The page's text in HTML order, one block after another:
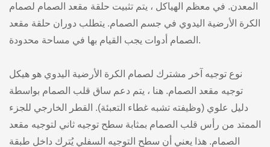
المعدن. في معظم الهياكل ، يتم تثبيت حلقة مقعد الصمام لصمام
الكرة الأرضية اليدوي في جسم الصمام. يتطلب دوران حلقة مقعد
الصمام أدوات يجب القيام بها في مساحة محدودة.
نوع توجيه آخر مشترك لصمام الكرة الأرضية اليدوي هو هيكل
توجيه مقعد الصمام. هنا ، يتم دعم ساق قلب الصمام بواسطة
دليل علوي (وظيفته تشبه غطاء التعبئة). القطر الخارجي للجزء
الممتد من رأس قلب الصمام بمثابة سطح توجيه ثاني لتوجيه مقعد
الصمام. هذا يعني أن سطح التوجيه السفلي يُترك داخل طبقة